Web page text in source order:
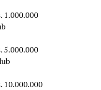
1.000.000
5.000.000
10.000.000